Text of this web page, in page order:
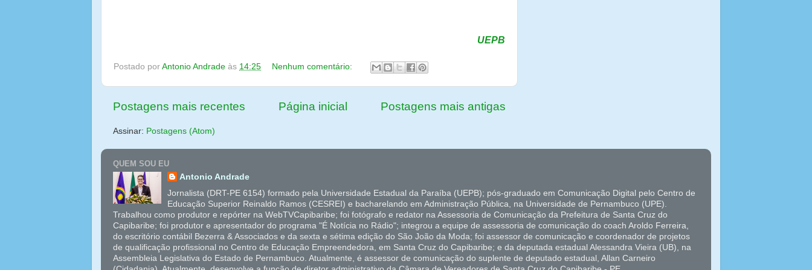
UEPB
Postado por Antonio Andrade às 14:25 Nenhum comentário:
Postagens mais recentes Postagens mais antigas
Página inicial
Assinar: Postagens (Atom)
QUEM SOU EU
Antonio Andrade
Jornalista (DRT-PE 6154) formado pela Universidade Estadual da Paraíba (UEPB); pós-graduado em Comunicação Digital pelo Centro de
Educação Superior Reinaldo Ramos (CESREI) e bacharelando em Administração Pública, na Universidade de Pernambuco (UPE).
Trabalhou como produtor e repórter na WebTVCapibaribe; foi fotógrafo e redator na Assessoria de Comunicação da Prefeitura de Santa Cruz do
Capibaribe; foi produtor e apresentador do programa "É Notícia no Rádio"; integrou a equipe de assessoria de comunicação do coach Aroldo Ferreira,
do escritório contábil Bezerra & Associados e da sexta e sétima edição do São João da Moda; foi assessor de comunicação e coordenador de projetos
de qualificação profissional no Centro de Educação Empreendedora, em Santa Cruz do Capibaribe; e da deputada estadual Alessandra Vieira (UB), na
Assembleia Legislativa do Estado de Pernambuco. Atualmente, é assessor de comunicação do suplente de deputado estadual, Allan Carneiro